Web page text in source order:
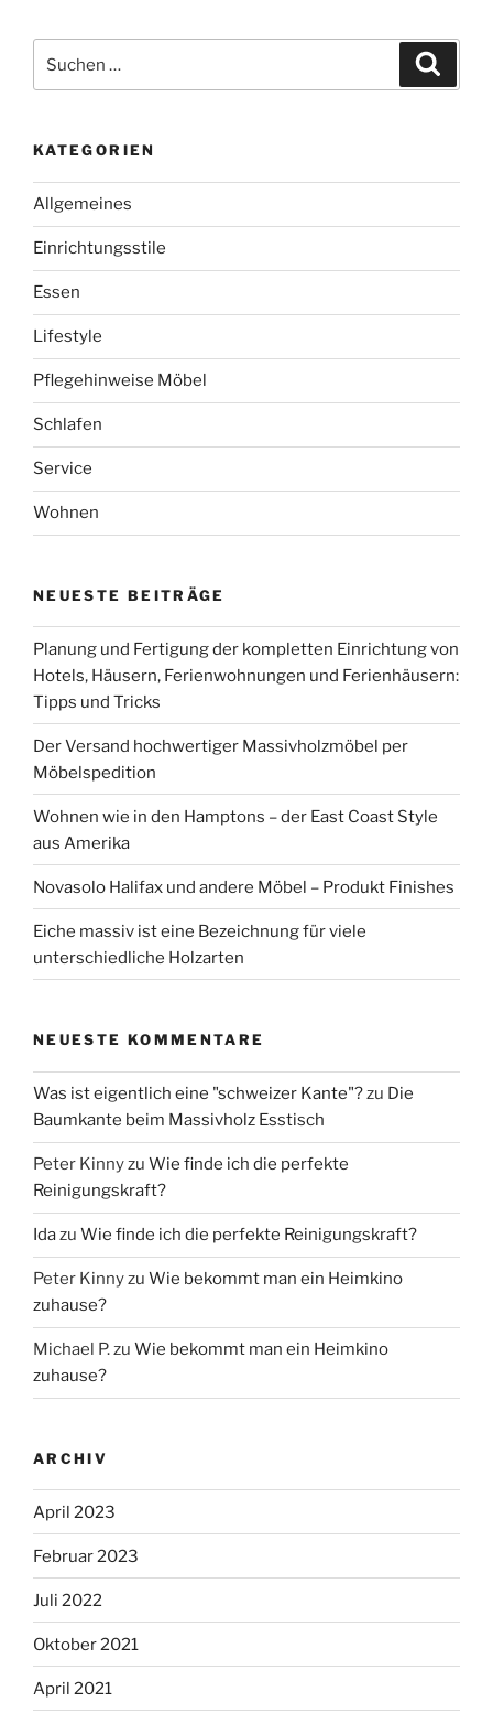
nach:
KATEGORIEN
Allgemeines
Einrichtungsstile
Essen
Lifestyle
Pflegehinweise Möbel
Schlafen
Service
Wohnen
NEUESTE BEITRÄGE
Planung und Fertigung der kompletten Einrichtung von
Hotels, Häusern, Ferienwohnungen und Ferienhäusern:
Tipps und Tricks
Der Versand hochwertiger Massivholzmöbel per
Möbelspedition
Wohnen wie in den Hamptons – der East Coast Style
aus Amerika
Novasolo Halifax und andere Möbel – Produkt Finishes
Eiche massiv ist eine Bezeichnung für viele
unterschiedliche Holzarten
NEUESTE KOMMENTARE
Was ist eigentlich eine "schweizer Kante"?zu Die
Baumkante beim Massivholz Esstisch
Peter Kinnyzu Wie finde ich die perfekte
Reinigungskraft?
Idazu Wie finde ich die perfekte Reinigungskraft?
Peter Kinnyzu Wie bekommt man ein Heimkino
zuhause?
Michael P.zu Wie bekommt man ein Heimkino
zuhause?
ARCHIV
April 2023
Februar 2023
Juli 2022
Oktober 2021
April 2021